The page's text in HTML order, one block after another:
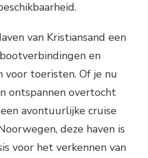
van Kristiansand een
en
voor toeristen. Of je nu
ontspannen overtocht
avontuurlijke cruise
deze haven is
voor het verkennen van